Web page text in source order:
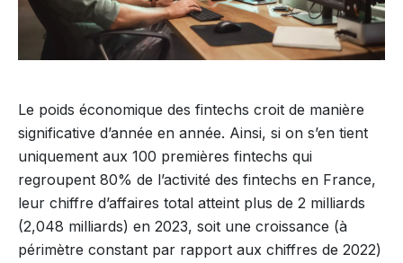
Le poids économique des fintechs croit de manière
significative d’année en année. Ainsi, si on s’en tient
uniquement aux 100 premières fintechs qui
regroupent 80% de l’activité des fintechs en France,
leur chiffre d’affaires total atteint plus de 2 milliards
(2,048 milliards) en 2023, soit une croissance (à
périmètre constant par rapport aux chiffres de 2022)